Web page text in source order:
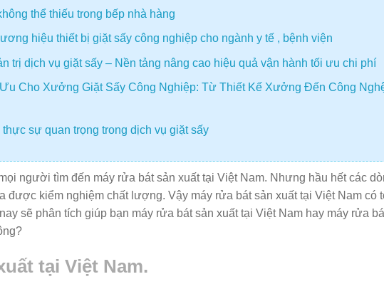
thể thiếu trong bếp nhà hàng
hiệu thiết bị giặt sấy công nghiệp cho ngành y tế , bệnh viện
trị dịch vụ giặt sấy – Nền tảng nâng cao hiệu quả vận hành tối ưu chi phí
Cho Xưởng Giặt Sấy Công Nghiệp: Từ Thiết Kế Xưởng Đến Công
thực sự quan trọng trong dịch vụ giặt sấy
người tìm đến máy rửa bát sản xuất tại Việt Nam. Nhưng hầu hết các
được kiểm nghiệm chất lượng. Vậy máy rửa bát sản xuất tại Việt Nam có
sẽ phân tích giúp bạn máy rửa bát sản xuất tại Việt Nam hay máy rửa
tại Việt Nam.